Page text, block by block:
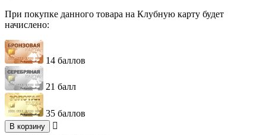
При покупке данного товара на Клубную карту будет
начислено:
14 баллов
21 балл
35 баллов
В корзину
